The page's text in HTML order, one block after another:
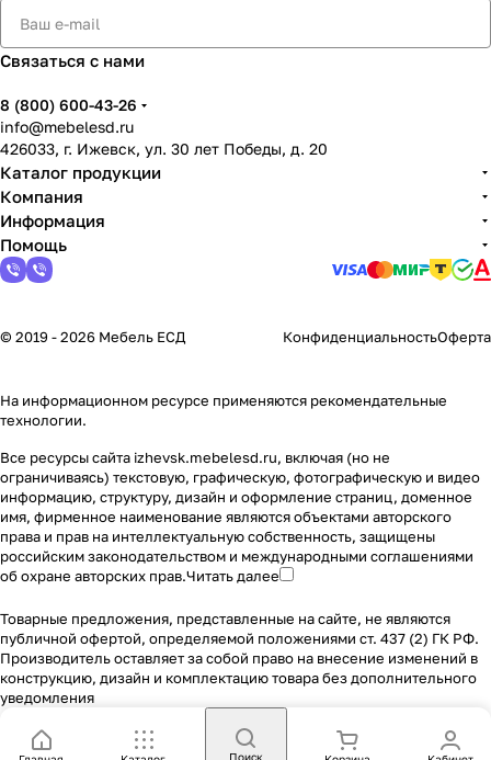
Связаться с нами
8 (800) 600-43-26
info@mebelesd.ru
426033, г. Ижевск, ул. 30 лет Победы, д. 20
Каталог продукции
Компания
Информация
Помощь
© 2019 - 2026 Мебель ЕСД КонфиденциальностьОферта
На информационном ресурсе применяются рекомендательные
технологии.
Все ресурсы сайта izhevsk.mebelesd.ru, включая (но не
ограничиваясь) текстовую, графическую, фотографическую и видео
информацию, структуру, дизайн и оформление страниц, доменное
имя, фирменное наименование являются объектами авторского
права и прав на интеллектуальную собственность, защищены
российским законодательством и международными соглашениями
об охране авторских прав.Читать далее
Товарные предложения, представленные на сайте, не являются
публичной офертой, определяемой положениями ст. 437 (2) ГК РФ.
Производитель оставляет за собой право на внесение изменений в
конструкцию, дизайн и комплектацию товара без дополнительного
уведомления
Поиск